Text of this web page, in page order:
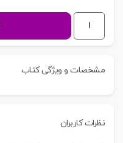
اراضی
و
واقع
نحوه
مشخصات و ویژگی کتاب
نظرات کاربران